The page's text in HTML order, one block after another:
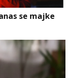
se majke